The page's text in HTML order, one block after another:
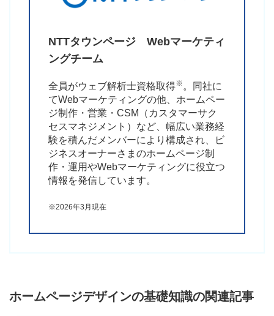
NTTタウンページ Webマーケティ
ングチーム
全員がウェブ解析士資格取得※ 。同社に
てWebマーケティングの他、ホームペー
ジ制作・営業・CSM（カスタマーサク
セスマネジメント）など、幅広い業務経
験を積んだメンバーにより構成され、ビ
ジネスオーナーさまのホームページ制
作・運用やWebマーケティングに役立つ
情報を発信しています。
※2026年3月現在
ホームページデザインの基礎知識の関連記事